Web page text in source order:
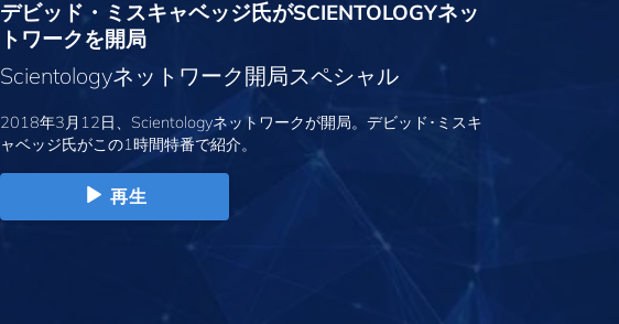
デビッド・ミスキャベッジ氏がSCIENTOLOGYネッ
トワークを開局
Scientologyネットワーク開局スペシャル
2018年3月12日、Scientologyネットワークが開局。デビッド･ミスキ
ャベッジ氏がこの1時間特番で紹介。
再生